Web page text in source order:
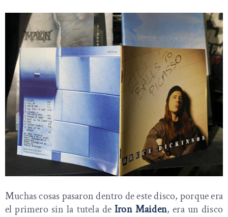
Muchas cosas pasaron dentro de este disco, porque era
el primero sin la tutela deIron Maiden, era un disco